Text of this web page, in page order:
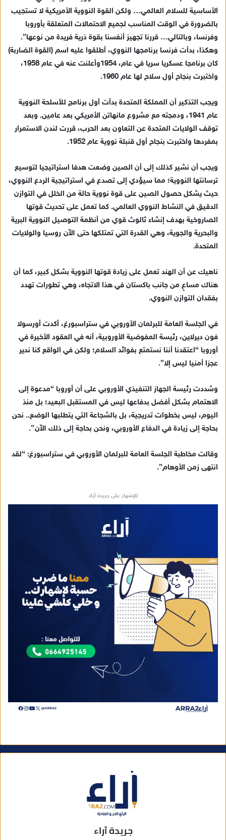
الأساسية للسلام العالمي… ولكن القوة النووية الأمريكية لا تستجيب
بالضرورة في الوقت المناسب لجميع الاحتمالات المتعلقة بأوروبا
وفرنسا، وبالتالي… قررنا تجهيز أنفسنا بقوة ذرية فريدة من نوعها”.
وهكذا، بدأت فرنسا برنامجها النووي، أطلقوا عليه اسم (القوة الضاربة)
كان برنامجا عسكريا سريا في عام، 1954وأعلنت عنه في عام 1958،
واختبرت بنجاح أول سلاح لها عام 1960.
ويجب التذكير أن المملكة المتحدة بدأت أول برنامج للأسلحة النووية
عام 1941، ودمجته مع مشروع مانهاتن الأمريكي بعد عامين. وبعد
توقف الولايات المتحدة عن التعاون بعد الحرب، قررت لندن الاستمرار
بمفردها واختبرت بنجاح أول قنبلة نووية عام 1952.
ويجب أن نشير كذلك إلى أن الصين وضعت هدفا استراتيجيا لتوسيع
ترسانتها النووية؛ مما سيؤدي إلى تصدع في استراتيجية الردع النووي،
حيث يشكل حصول الصين على قوة نووية حالة من الخلل في التوازن
الدقيق في النشاط النووي العالمي. كما تعمل على تحديث قوتها
الصاروخية بهدف إنشاء ثالوث قوي من أنظمة التوصيل النووية البرية
والبحرية والجوية، وهي القدرة التي تمتلكها حتى الآن روسيا والولايات
المتحدة.
ناهيك عن أن الهند تعمل على زيادة قوتها النووية بشكل كبير، كما أن
هناك مساعٍ من جانب باكستان في هذا الاتجاه، وهي تطورات تهدد
بفقدان التوازن النووي.
في الجلسة العامة للبرلمان الأوروبي في ستراسبورغ، أكدت أورسولا
فون ديرلاين، رئيسة المفوضية الأوروبية، أنه في العقود الأخيرة في
أوروبا “اعتقدنا أننا نستمتع بفوائد السلام؛ ولكن في الواقع كنا ندير
عجزا أمنيا ليس إلا”.
وشددت رئيسة الجهاز التنفيذي الأوروبي على أن أوروبا “مدعوة إلى
الاهتمام بشكل أفضل بدفاعها ليس في المستقبل البعيد؛ بل منذ
اليوم، ليس بخطوات تدريجية، بل بالشجاعة التي يتطلبها الوضع.. نحن
بحاجة إلى زيادة في الدفاع الأوروبي، ونحن بحاجة إلى ذلك الآن”.
وقالت مخاطبة الجلسة العامة للبرلمان الأوروبي في ستراسبورغ: “لقد
انتهى زمن الأوهام”.
للإشهار على جريدة آراء
جريدة آراء